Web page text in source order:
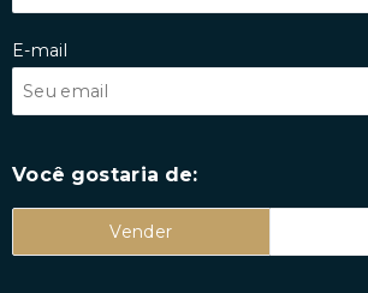
E-mail
Você gostaria de:
Vender